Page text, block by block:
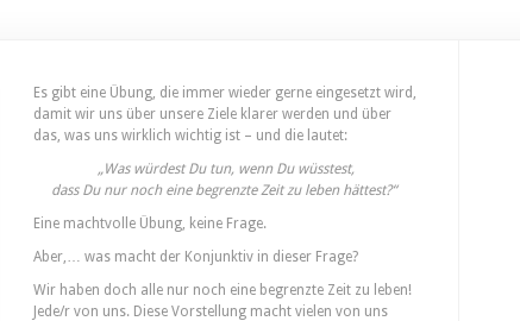
Es gibt eine Übung, die immer wieder gerne eingesetzt wird,
damit wir uns über unsere Ziele klarer werden und über
das, was uns wirklich wichtig ist – und die lautet:
„Was würdest Du tun, wenn Du wüsstest,
dass Du nur noch eine begrenzte Zeit zu leben hättest?“
Eine machtvolle Übung, keine Frage.
Aber,… was macht der Konjunktiv in dieser Frage?
Wir haben doch alle nur noch eine begrenzte Zeit zu leben!
Jede/r von uns. Diese Vorstellung macht vielen von uns